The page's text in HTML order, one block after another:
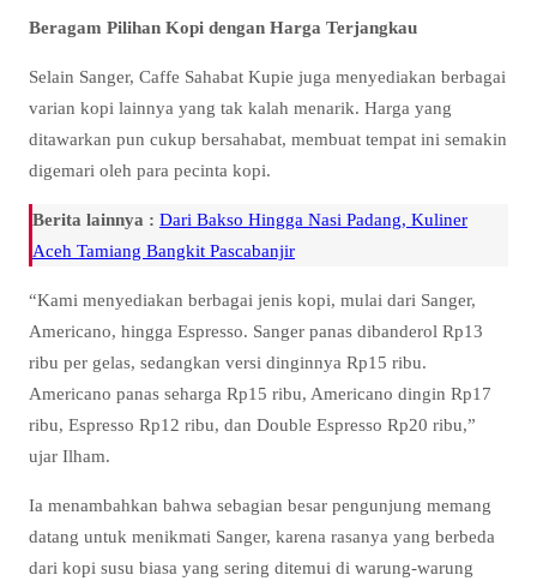
Beragam Pilihan Kopi dengan Harga Terjangkau
Selain Sanger, Caffe Sahabat Kupie juga menyediakan berbagai
varian kopi lainnya yang tak kalah menarik. Harga yang
ditawarkan pun cukup bersahabat, membuat tempat ini semakin
digemari oleh para pecinta kopi.
Berita lainnya : Dari Bakso Hingga Nasi Padang, Kuliner
Aceh Tamiang Bangkit Pascabanjir
“Kami menyediakan berbagai jenis kopi, mulai dari Sanger,
Americano, hingga Espresso. Sanger panas dibanderol Rp13
ribu per gelas, sedangkan versi dinginnya Rp15 ribu.
Americano panas seharga Rp15 ribu, Americano dingin Rp17
ribu, Espresso Rp12 ribu, dan Double Espresso Rp20 ribu,”
ujar Ilham.
Ia menambahkan bahwa sebagian besar pengunjung memang
datang untuk menikmati Sanger, karena rasanya yang berbeda
dari kopi susu biasa yang sering ditemui di warung-warung